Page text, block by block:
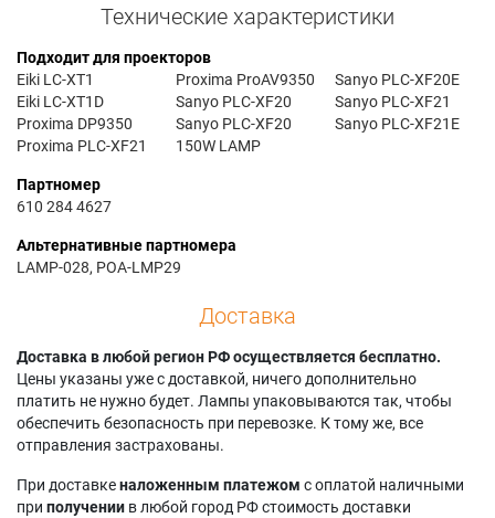
Технические характеристики
Подходит для проекторов
Eiki LC-XT1
Eiki LC-XT1D
Proxima DP9350
Proxima PLC-XF21
Proxima ProAV9350
Sanyo PLC-XF20
Sanyo PLC-XF20
150W LAMP
Sanyo PLC-XF20E
Sanyo PLC-XF21
Sanyo PLC-XF21E
Партномер
610 284 4627
Альтернативные партномера
LAMP-028, POA-LMP29
Доставка
Доставка в любой регион РФ осуществляется бесплатно.
Цены указаны уже с доставкой, ничего дополнительно
платить не нужно будет. Лампы упаковываются так, чтобы
обеспечить безопасность при перевозке. К тому же, все
отправления застрахованы.
При доставкеналоженным платежом с оплатой наличными
при получении в любой город РФ стоимость доставки